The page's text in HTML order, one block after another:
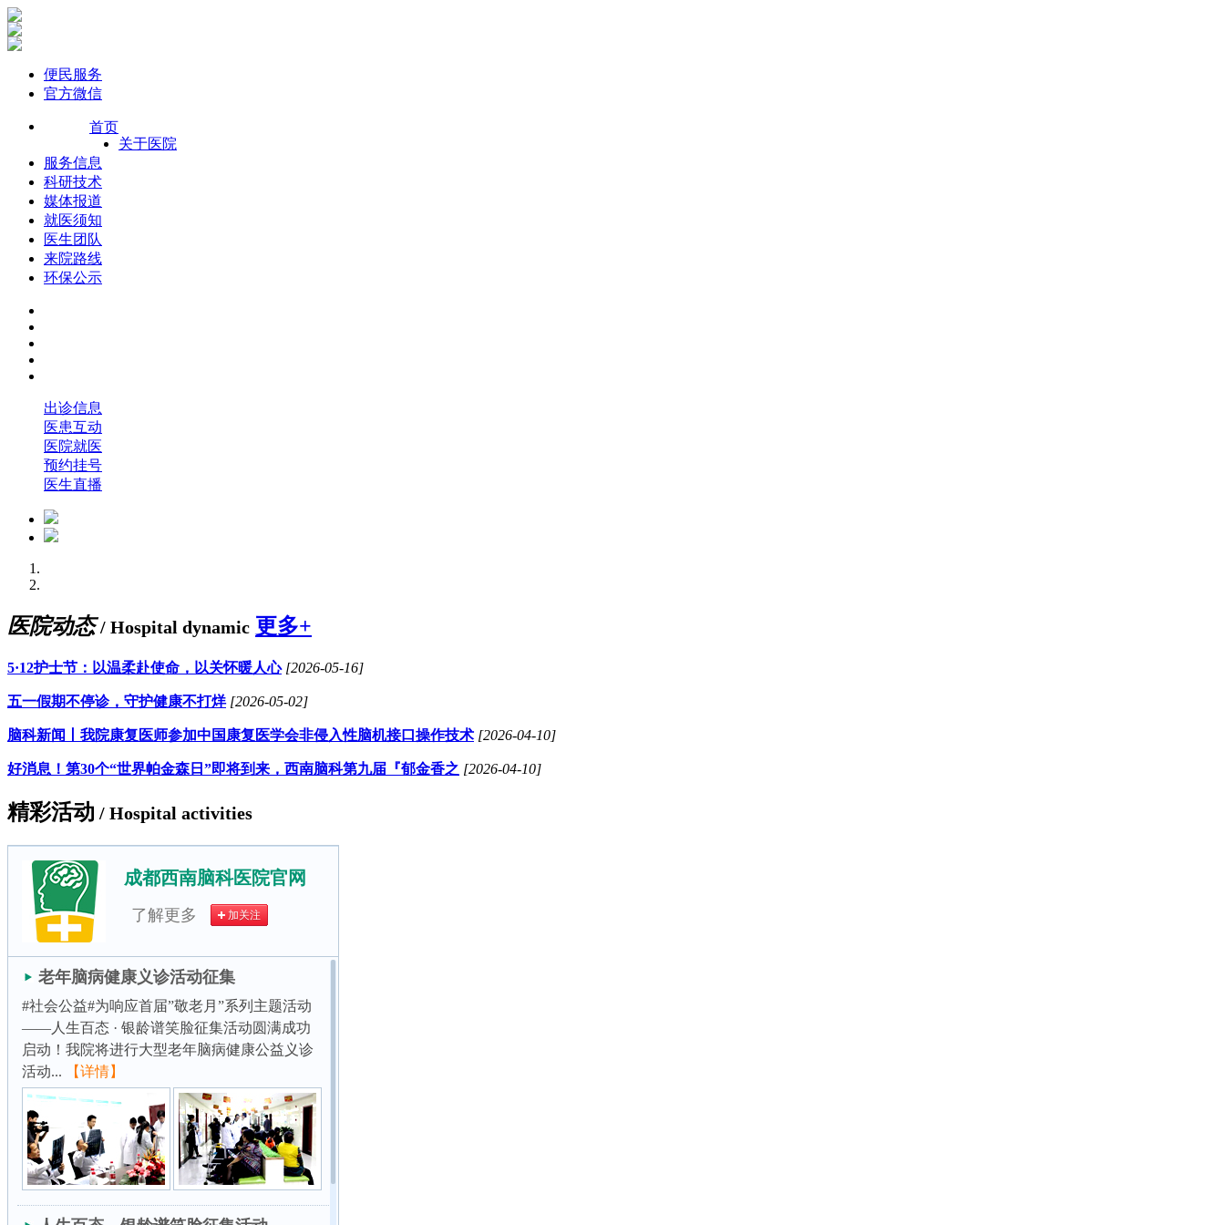
便民服务
官方微信
首页
关于医院
服务信息
科研技术
媒体报道
就医须知
医生团队
来院路线
环保公示
出诊信息
医患互动
医院就医
预约挂号
医生直播
医院动态 / Hospital dynamic 更多+
5·12护士节：以温柔赴使命，以关怀暖人心 [2026-05-16]
五一假期不停诊，守护健康不打烊 [2026-05-02]
脑科新闻丨我院康复医师参加中国康复医学会非侵入性脑机接口操作技术 [2026-04-10]
好消息！第30个“世界帕金森日”即将到来，西南脑科第九届『郁金香之 [2026-04-10]
精彩活动 / Hospital activities